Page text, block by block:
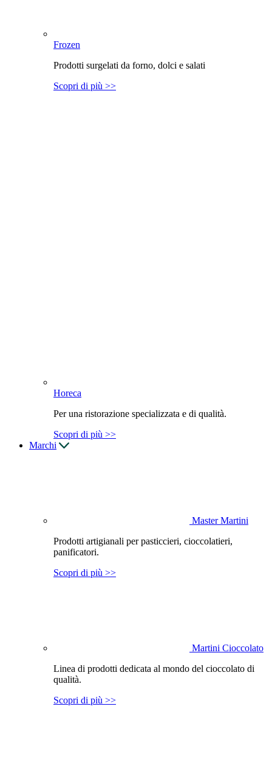
Frozen
Prodotti surgelati da forno, dolci e salati
Scopri di più >>
Horeca
Per una ristorazione specializzata e di qualità.
Scopri di più >>
Marchi
Master Martini
Prodotti artigianali per pasticcieri, cioccolatieri,
panificatori.
Scopri di più >>
Martini Cioccolato
Linea di prodotti dedicata al mondo del cioccolato di
qualità.
Scopri di più >>